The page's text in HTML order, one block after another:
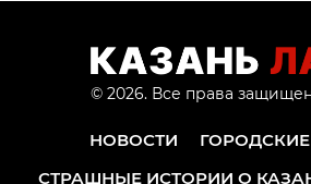
© 2026. Все права
НОВОСТИ
СТРАШНЫЕ ИСТОРИИ О